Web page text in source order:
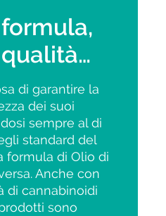
di garantire la
dei suoi
sempre al di
standard del
formula di Olio di
Anche con
di cannabinoidi
sono